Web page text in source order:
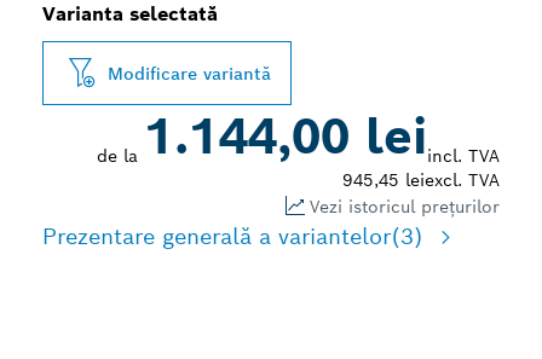
Varianta selectată
Modificare variantă
de la 1.144,00 leiincl. TVA
945,45 leiexcl. TVA
Vezi istoricul prețurilor
Prezentare generală a variantelor(3)